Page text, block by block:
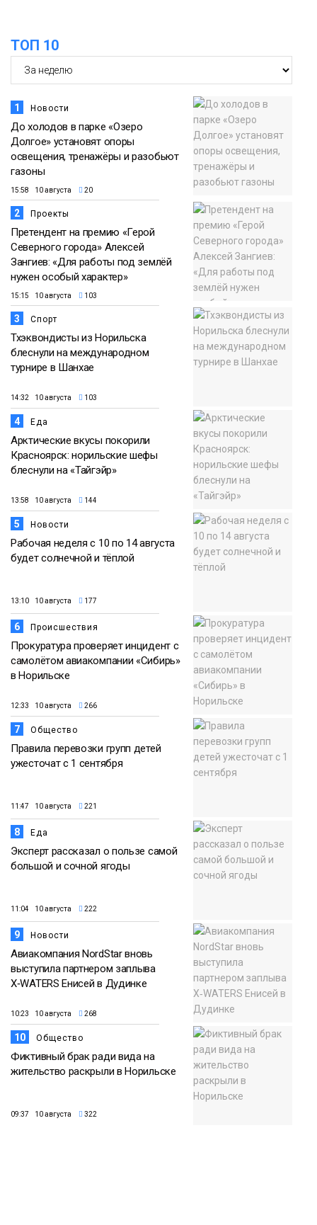
ТОП 10
1 Новости
До холодов в парке «Озеро
Долгое» установят опоры
освещения, тренажёры и разобьют
газоны
15:58 10 августа 20
2 Проекты
Претендент на премию «Герой
Северного города» Алексей
Зангиев: «Для работы под землёй
нужен особый характер»
15:15 10 августа 103
3 Спорт
Тхэквондисты из Норильска
блеснули на международном
турнире в Шанхае
14:32 10 августа 103
4 Еда
Арктические вкусы покорили
Красноярск: норильские шефы
блеснули на «Тайгэйр»
13:58 10 августа 144
5 Новости
Рабочая неделя с 10 по 14 августа
будет солнечной и тёплой
13:10 10 августа 177
6 Происшествия
Прокуратура проверяет инцидент с
самолётом авиакомпании «Сибирь»
в Норильске
12:33 10 августа 266
7 Общество
Правила перевозки групп детей
ужесточат с 1 сентября
11:47 10 августа 221
8 Еда
Эксперт рассказал о пользе самой
большой и сочной ягоды
11:04 10 августа 222
9 Новости
Авиакомпания NordStar вновь
выступила партнером заплыва
X‑WATERS Енисей в Дудинке
10:23 10 августа 268
10 Общество
Фиктивный брак ради вида на
жительство раскрыли в Норильске
09:37 10 августа 322